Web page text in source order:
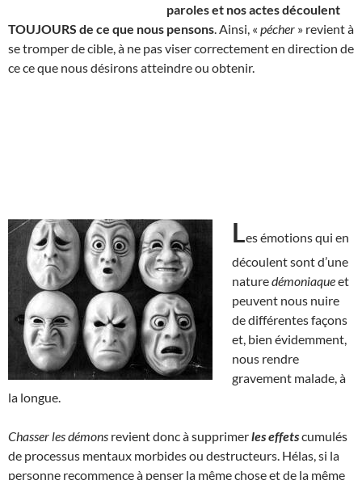
paroles et nos actes découlent
TOUJOURS de ce que nous pensons . Ainsi, « pécher » revient à
se tromper de cible, à ne pas viser correctement en direction de
ce ce que nous désirons atteindre ou obtenir.
Les émotions qui en
découlent sont d’une
naturedémoniaqueet
peuvent nous nuire
de différentes façons
et, bien évidemment,
nous rendre
gravement malade, à
la longue.
Chasser les démons revient donc à supprimerles effetscumulés
de processus mentaux morbides ou destructeurs. Hélas, si la
personne recommence à penser la même chose et de la même